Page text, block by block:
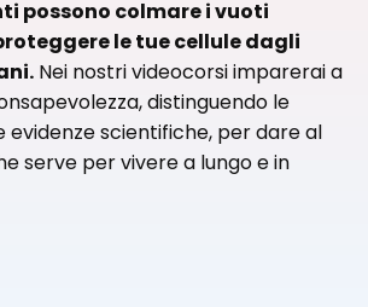
possono colmare i vuoti
le tue cellule dagli
Nei nostri videocorsi imparerai a
distinguendo le
evidenze scientifiche, per dare al
serve per vivere a lungo e in